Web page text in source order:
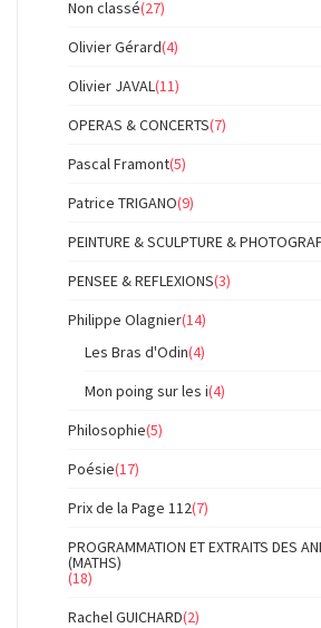
Non classé(27)
Olivier Gérard(4)
Olivier JAVAL(11)
OPERAS & CONCERTS(7)
Pascal Framont(5)
Patrice TRIGANO(9)
PEINTURE & SCULPTURE &
PENSEE & REFLEXIONS(3)
Philippe Olagnier(14)
Les Bras d'Odin(4)
Mon poing sur les i(4)
Philosophie(5)
Poésie(17)
Prix de la Page 112(7)
PROGRAMMATION ET EXTRAITS DES
(MATHS)
(18)
Rachel GUICHARD(2)